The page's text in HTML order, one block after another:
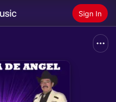
Sign In